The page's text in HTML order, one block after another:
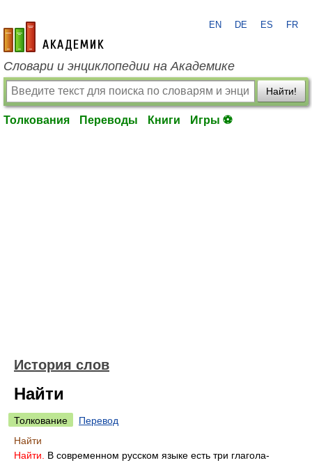
academic.ru
EN DE ES FR
Словари и энциклопедии на Академике
Найти!
Толкования Переводы Книги Игры ⚽
История слов
Найти
Толкование
Перевод
Найти
Найти.
В современном русском языке есть три глагола-